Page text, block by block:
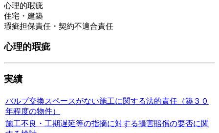
心理的瑕疵
住宅・建築
瑕疵担保責任・契約不適合責任
心理的瑕疵
実績
バルブ交換スペースがない施工に関する法的責任（築３０
年程度の物件）
施工不良・工期遅延等の指摘に対する損害賠償の要否に関